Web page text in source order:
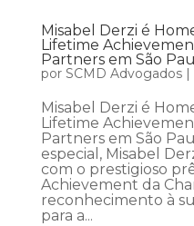
Misabel Derzi é
Lifetime
Partners em São
por SCMD Advogados|
Misabel Derzi é
Lifetime
Partners em São
especial, Misabel
com o prestigioso
Achievement da
reconhecimento à
para a...